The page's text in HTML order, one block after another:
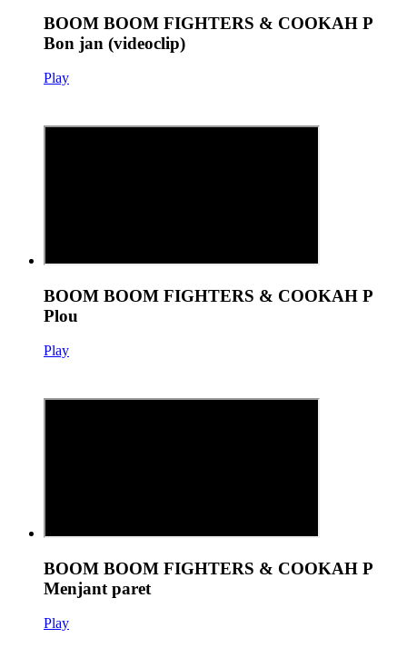
BOOM BOOM FIGHTERS & COOKAH P
Bon jan (videoclip)
Play
BOOM BOOM FIGHTERS & COOKAH P
Plou
Play
BOOM BOOM FIGHTERS & COOKAH P
Menjant paret
Play